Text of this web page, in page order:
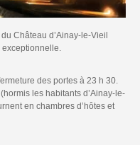
Château d’Ainay-le-Vieil
des portes à 23 h 30.
les habitants d’Ainay-le-
en chambres d’hôtes et